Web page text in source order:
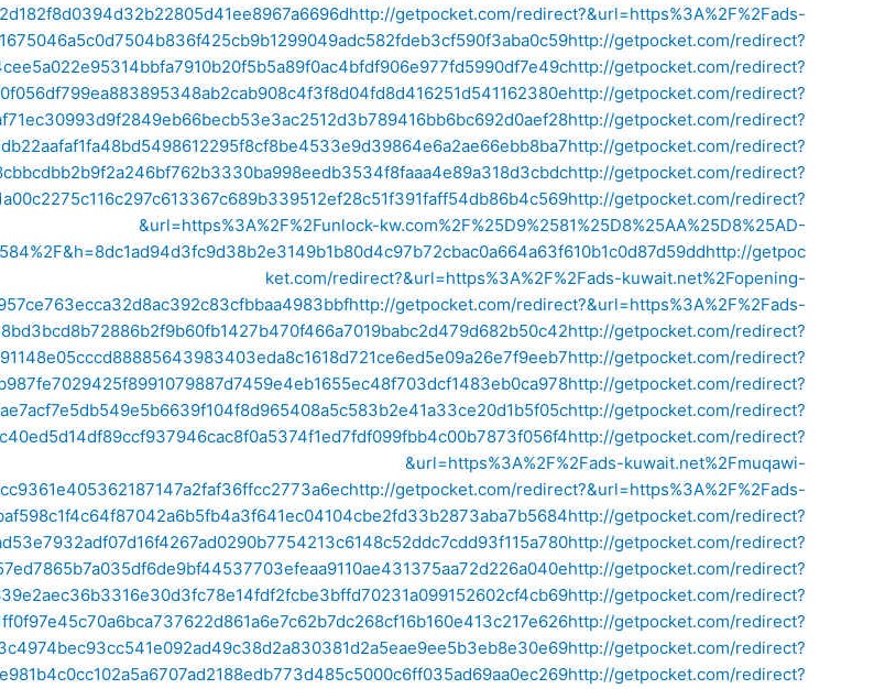
http://getpocket.com/redirect?&url=https%3A%2F%2Fads-
http://getpocket.com/redirect?
http://getpocket.com/redirect?
http://getpocket.com/redirect?
http://getpocket.com/redirect?
http://getpocket.com/redirect?
http://getpocket.com/redirect?
http://getpocket.com/redirect?
&url=https%3A%2F%2Funlock-kw.com%2F%25D9%2581%25D8%25AA%25D8%25AD-
http://getpoc
ket.com/redirect?&url=https%3A%2F%2Fads-kuwait.net%2Fopening-
http://getpocket.com/redirect?&url=https%3A%2F%2Fads-
http://getpocket.com/redirect?
http://getpocket.com/redirect?
http://getpocket.com/redirect?
http://getpocket.com/redirect?
http://getpocket.com/redirect?
&url=https%3A%2F%2Fads-kuwait.net%2Fmuqawi-
http://getpocket.com/redirect?&url=https%3A%2F%2Fads-
http://getpocket.com/redirect?
http://getpocket.com/redirect?
http://getpocket.com/redirect?
http://getpocket.com/redirect?
http://getpocket.com/redirect?
http://getpocket.com/redirect?
http://getpocket.com/redirect?